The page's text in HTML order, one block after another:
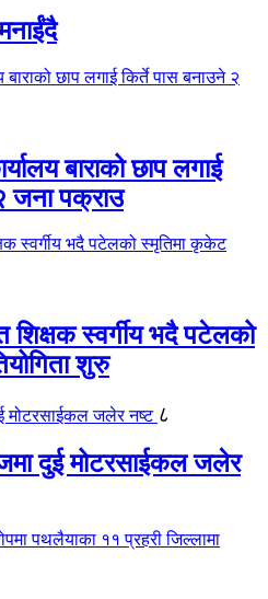
बाराको छाप लगाई
जना पक्राउ
शिक्षक स्वर्गीय भदै पटेलको
शुरु
८
दुई मोटरसाईकल जलेर